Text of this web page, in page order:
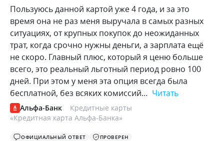
Пользуюсь данной картой уже 4 года, и за это
время она не раз меня выручала в самых разных
ситуациях, от крупных покупок до неожиданных
трат, когда срочно нужны деньги, а зарплата ещё
не скоро. Главный плюс, который я ценю больше
всего, это реальный льготный период ровно 100
дней. При этом у меня эта опция всегда была
бесплатной, без всяких комиссий… Читать
Альфа-Банк
Кредитные карты
«Кредитная карта Альфа-Банка»
ОФИЦИАЛЬНЫЙ ОТВЕТ ПРОВЕРЕН